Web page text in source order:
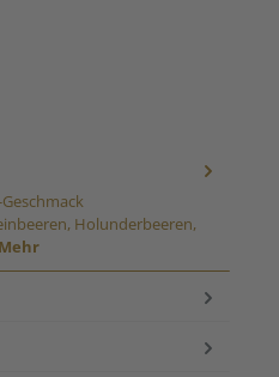
Holunderbeeren,
Mehr